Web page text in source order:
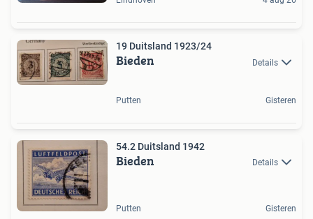
19 Duitsland 1923/24
Bieden Details
Putten Gisteren
54.2 Duitsland 1942
Bieden Details
Putten Gisteren